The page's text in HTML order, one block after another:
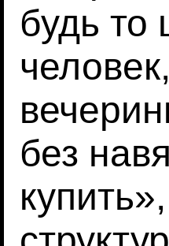
будь то
без